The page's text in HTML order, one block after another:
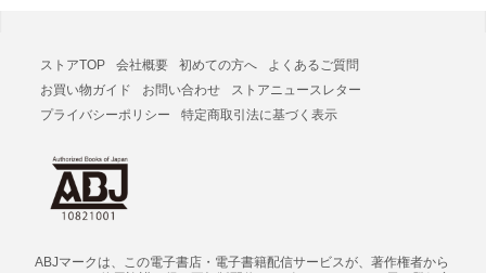
ストアTOP 会社概要 初めての方へ
よくあるご質問
お買い物ガイド
お問い合わせ
ストアニュースレター
プライバシーポリシー
特定商取引法に基づく表示
ABJマークは、この電子書店・電子書籍配信サービスが、著作権者から